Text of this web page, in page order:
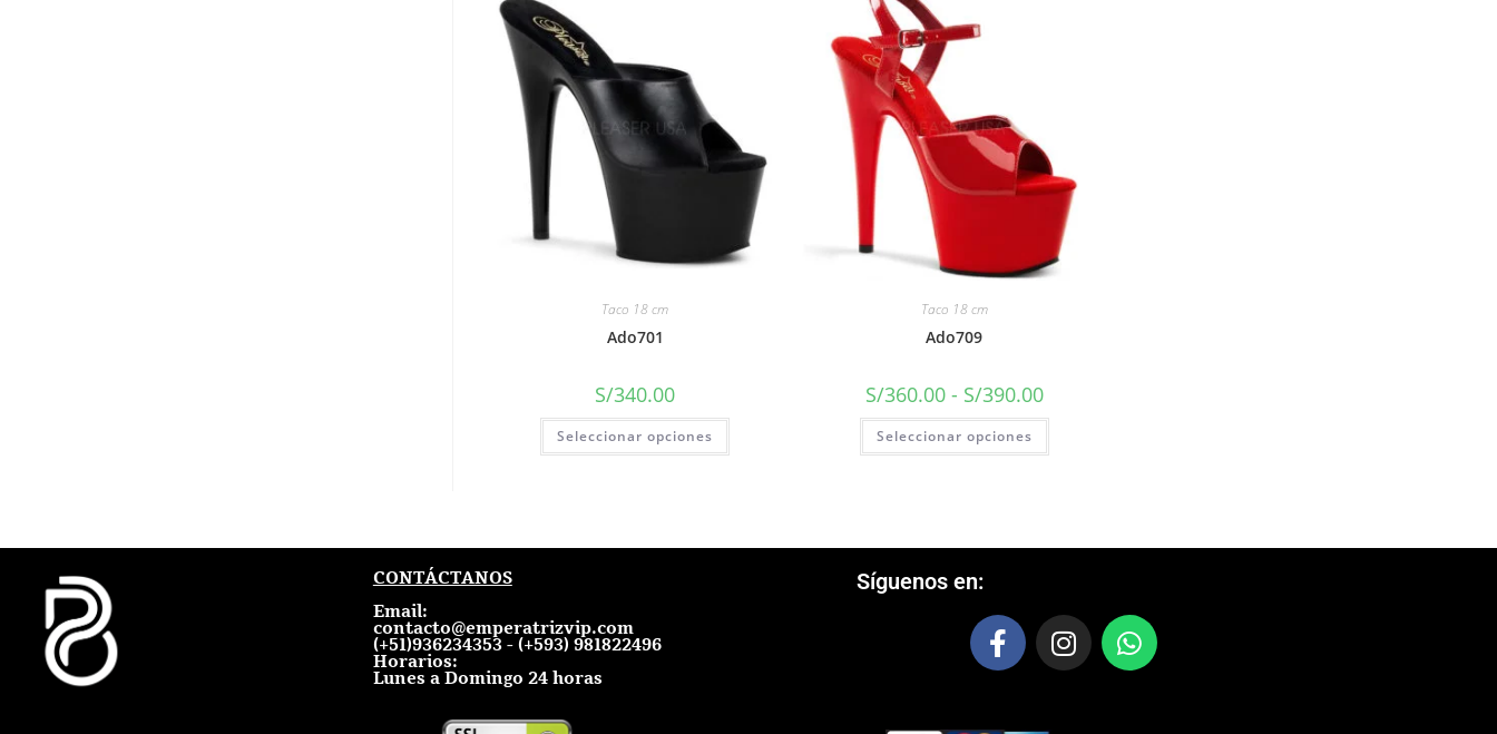
Taco 18 cm
Ado701
S/340.00
Seleccionar opciones
Taco 18 cm
Ado709
S/360.00 - S/390.00
Seleccionar opciones
CONTÁCTANOS
Email:
contacto@emperatrizvip.com
(+51)936234353 - (+593) 981822496
Horarios:
Lunes a Domingo 24 horas
Síguenos en: